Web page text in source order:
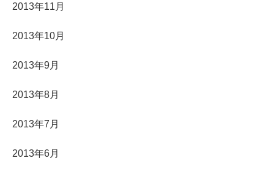
2013年11月
2013年10月
2013年9月
2013年8月
2013年7月
2013年6月